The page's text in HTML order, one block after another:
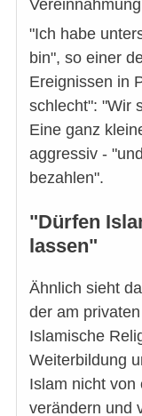
"Ich habe
bin", so einer
Ereignissen in
schlecht": "Wir
Eine ganz
aggressiv -
bezahlen".
"Dürfen
lassen"
Ähnlich sieht
der am
Islamische
Weiterbildung
Islam nicht von
verändern und